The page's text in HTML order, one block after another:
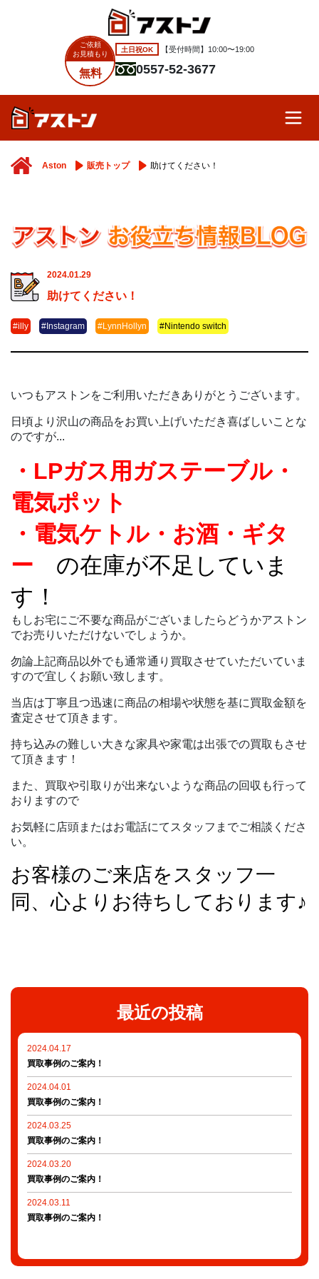
ご依頼
お見積もり
無料
土日祝OK 【受付時間】10:00〜19:00
0557-52-3677
Aston 販売トップ 助けてください！
2024.01.29
助けてください！
#illy #Instagram #LynnHollyn #Nintendo switch
いつもアストンをご利用いただきありがとうございます。
日頃より沢山の商品をお買い上げいただき喜ばしいことな
のですが...
・LPガス用ガステーブル・
電気ポット
・電気ケトル・お酒・ギタ
ー
の在庫が不足していま
す！
もしお宅にご不要な商品がございましたらどうかアストン
でお売りいただけないでしょうか。
勿論上記商品以外でも通常通り買取させていただいていま
すので宜しくお願い致します。
当店は丁寧且つ迅速に商品の相場や状態を基に買取金額を
査定させて頂きます。
持ち込みの難しい大きな家具や家電は出張での買取もさせ
て頂きます！
また、買取や引取りが出来ないような商品の回収も行って
おりますので
お気軽に店頭またはお電話にてスタッフまでご相談くださ
い。
お客様のご来店をスタッフ一
同、心よりお待ちしております♪
最近の投稿
2024.04.17
買取事例のご案内！
2024.04.01
買取事例のご案内！
2024.03.25
買取事例のご案内！
2024.03.20
買取事例のご案内！
2024.03.11
買取事例のご案内！